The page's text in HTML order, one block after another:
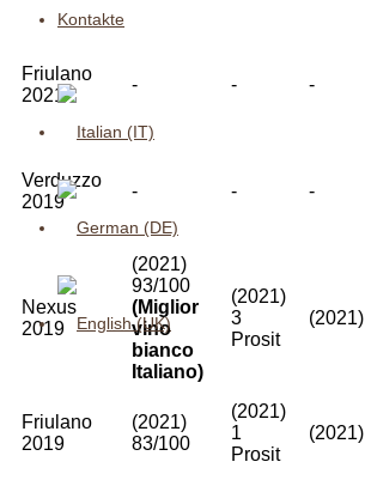
Kontakte
Friulano
2021
- - -
Verduzzo
2019
- - -
Nexus
2019
(2021)
93/100
(Miglior
vino
bianco
Italiano)
(2021)
3
Prosit
(2021)
Friulano
2019
(2021)
83/100
(2021)
1
Prosit
(2021)